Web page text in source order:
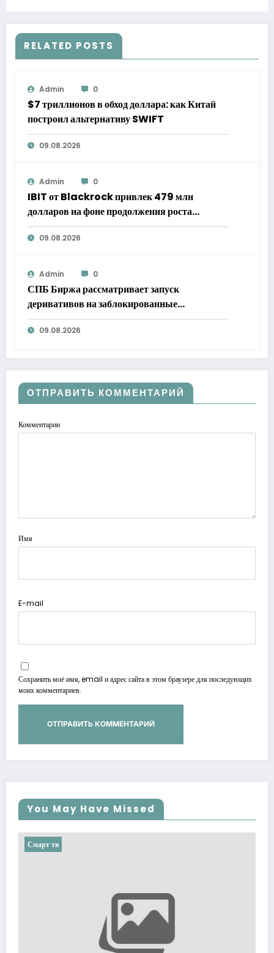
RELATED POSTS
Admin 0
$7 триллионов в обход доллара: как Китай
построил альтернативу SWIFT
09.08.2026
Admin 0
IBIT от Blackrock привлек 479 млн
долларов на фоне продолжения роста
популярности биткоин-ETF
09.08.2026
Admin 0
СПБ Биржа рассматривает запуск
деривативов на заблокированные
иностранные бумаги
09.08.2026
ОТПРАВИТЬ КОММЕНТАРИЙ
Комментарии
Имя
E-mail
Сохранить моё имя, email и адрес сайта в этом браузере для последующих
моих комментариев.
You May Have Missed
Смарт тв